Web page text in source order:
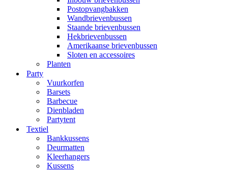
Postopvangbakken
Wandbrievenbussen
Staande brievenbussen
Hekbrievenbussen
Amerikaanse brievenbussen
Sloten en accessoires
Planten
Party
Vuurkorfen
Barsets
Barbecue
Dienbladen
Partytent
Textiel
Bankkussens
Deurmatten
Kleerhangers
Kussens